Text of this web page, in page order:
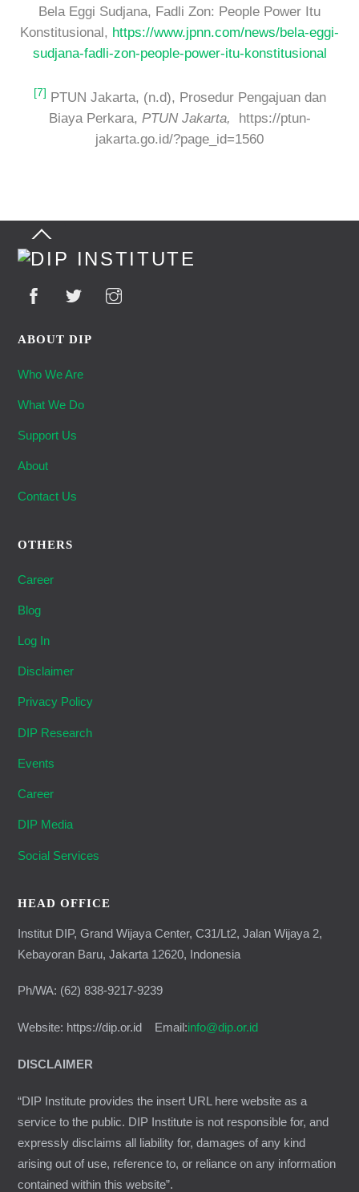
Bela Eggi Sudjana, Fadli Zon: People Power Itu
Konstitusional, https://www.jpnn.com/news/bela-eggi-
sudjana-fadli-zon-people-power-itu-konstitusional
[7] PTUN Jakarta, (n.d), Prosedur Pengajuan dan
Biaya Perkara, PTUN Jakarta,
https://ptun-
jakarta.go.id/?page_id=1560
Back
Top
ABOUT DIP
Who We Are
What We Do
Support Us
About
Contact Us
OTHERS
Career
Blog
Log In
Disclaimer
Privacy Policy
DIP Research
Events
Career
DIP Media
Social Services
HEAD OFFICE
Institut DIP, Grand Wijaya Center, C31/Lt2, Jalan Wijaya 2,
Kebayoran Baru, Jakarta 12620, Indonesia
Ph/WA: (62) 838-9217-9239
Website: https://dip.or.id Email:info@dip.or.id
DISCLAIMER
“DIP Institute provides the insert URL here website as a
service to the public. DIP Institute is not responsible for, and
expressly disclaims all liability for, damages of any kind
arising out of use, reference to, or reliance on any information
contained within this website”.